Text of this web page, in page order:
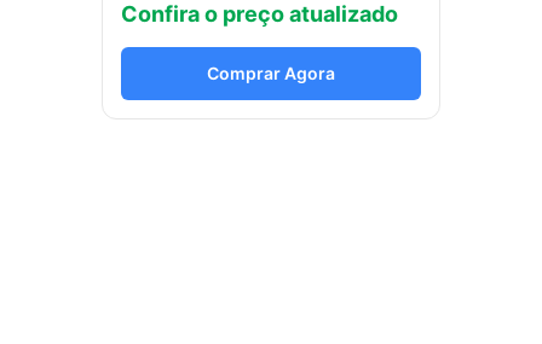
Confira o preço atualizado
Comprar Agora